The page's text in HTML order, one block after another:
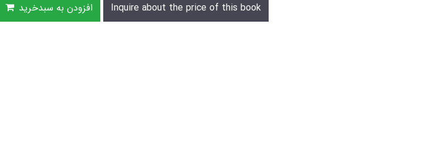
افزودن به سبدخرید Inquire about the price of this book